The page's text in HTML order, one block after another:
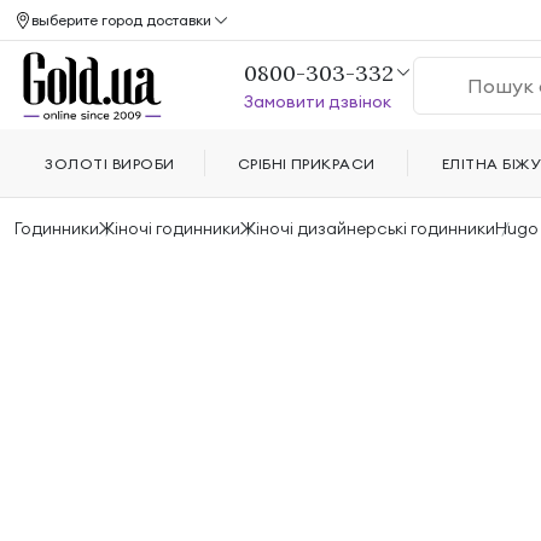
ГодинникиЖіночі годинникиЖіночі дизайнерські годинники
выберите город доставки
0800-303-332
Замовити дзвінок
ЗОЛОТІ ВИРОБИ СРІБНІ ПРИКРАСИ ЕЛІТНА